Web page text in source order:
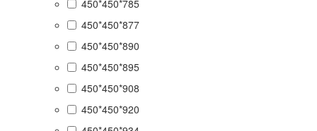
450*450*785
450*450*877
450*450*890
450*450*895
450*450*908
450*450*920